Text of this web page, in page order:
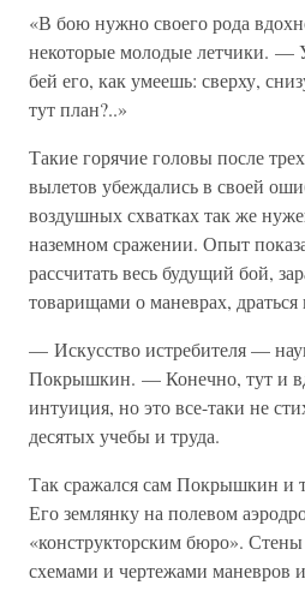
«В бою нужно своего рода
некоторые молодые летчики. —
бей его, как умеешь: сверху,
тут план?..»
Такие горячие головы после
вылетов убеждались в своей
воздушных схватках так же
наземном сражении. Опыт
рассчитать весь будущий бой,
товарищами о маневрах,
— Искусство истребителя —
Покрышкин. — Конечно, тут и
интуиция, но это все-таки не
десятых учебы и труда.
Так сражался сам Покрышкин и
Его землянку на полевом
«конструкторским бюро».
схемами и чертежами маневров